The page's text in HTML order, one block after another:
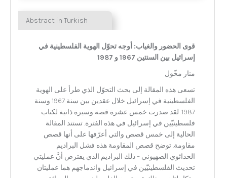
Abstract in Turkish
قوى الحضور والغياب: أوجه تحوّل الهوية الفلسطينية في
إسرائيل بين السنتين 1967 و 1987
منار مخّول
تسعى هذه المقالة إلى بحث التحوّل الذي طرأ على الهوية
الفلسطينية في إسرائيل خلال عقدين بين سنة 1967 وسنة
1987. لقد صدرت خمس عشرة قصة وسيرة ذاتية لكتاب
فلسطينيّين في إسرائيل في هذه الفترة. تستند المقالة
الحالية إلى خمس قصص والتي أعرّفها على أنها قصص
مقاومة. توضح قصص المقاومة هذه فشل البراديم
الحداثوي الصهيوني – ذلك البراديم الذي يفترض أنَّ عمليتي
تحديث الفلسطينيّين في إسرائيل واندماجهم هما عمليتان